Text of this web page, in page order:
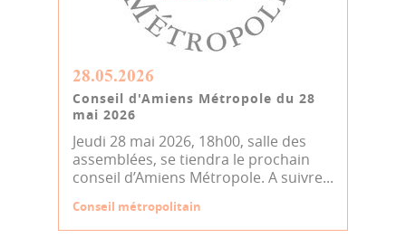
28.05.2026
Conseil d'Amiens Métropole du 28
mai 2026
Jeudi 28 mai 2026, 18h00, salle des
assemblées, se tiendra le prochain
conseil d’Amiens Métropole. A suivre...
Conseil métropolitain